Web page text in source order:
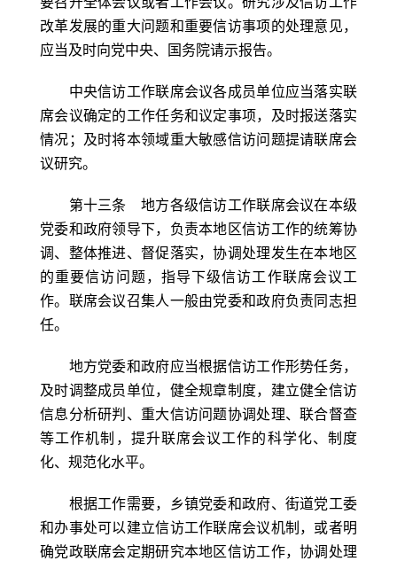
改革发展的重大问题和重要信访事项的处理意见，
应当及时向党中央、国务院请示报告。
中央信访工作联席会议各成员单位应当落实联
席会议确定的工作任务和议定事项，及时报送落实
情况；及时将本领域重大敏感信访问题提请联席会
议研究。
第十三条 地方各级信访工作联席会议在本级
党委和政府领导下，负责本地区信访工作的统筹协
调、整体推进、督促落实，协调处理发生在本地区
的重要信访问题，指导下级信访工作联席会议工
作。联席会议召集人一般由党委和政府负责同志担
任。
地方党委和政府应当根据信访工作形势任务，
及时调整成员单位，健全规章制度，建立健全信访
信息分析研判、重大信访问题协调处理、联合督查
等工作机制，提升联席会议工作的科学化、制度
化、规范化水平。
根据工作需要，乡镇党委和政府、街道党工委
和办事处可以建立信访工作联席会议机制，或者明
确党政联席会定期研究本地区信访工作，协调处理